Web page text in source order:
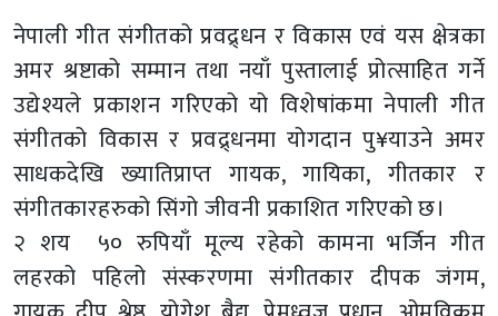
नेपाली गीत संगीतको प्रवद्र्धन र विकास एवं यस क्षेत्रका
अमर श्रष्टाको सम्मान तथा नयाँ पुस्तालाई प्रोत्साहित गर्ने
उद्येश्यले प्रकाशन गरिएको यो विशेषांकमा नेपाली गीत
संगीतको विकास र प्रवद्र्धनमा योगदान पु¥याउने अमर
साधकदेखि ख्यातिप्राप्त गायक, गायिका, गीतकार र
संगीतकारहरुको सिंगो जीवनी प्रकाशित गरिएको छ।
२ शय ५० रुपियाँ मूल्य रहेको कामना भर्जिन गीत
लहरको पहिलो संस्करणमा संगीतकार दीपक जंगम,